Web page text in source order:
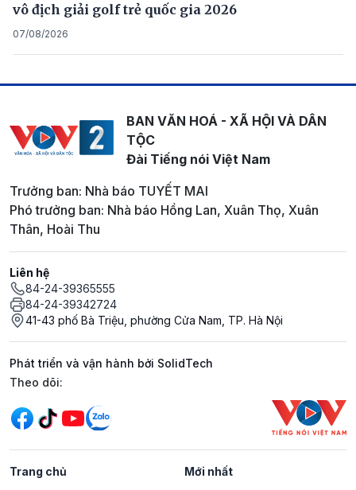
vô địch giải golf trẻ quốc gia 2026
07/08/2026
BAN VĂN HOÁ - XÃ HỘI VÀ DÂN
TỘC
Đài Tiếng nói Việt Nam
Trưởng ban: Nhà báo TUYẾT MAI
Phó trưởng ban: Nhà báo Hồng Lan, Xuân Thọ, Xuân
Thân, Hoài Thu
Liên hệ
84-24-39365555
84-24-39342724
41-43 phố Bà Triệu, phường Cửa Nam, TP. Hà Nội
Phát triển và vận hành bởi SolidTech
Mạng xã hội
Theo dõi:
Trang chủ Mới nhất